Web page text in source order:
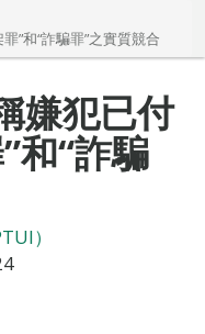
”和“詐騙罪”之實質競合
嫌犯已付
和“詐騙
）